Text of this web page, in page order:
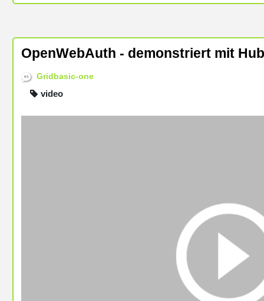
OpenWebAuth - demonstriert mit
Gridbasic-one
video